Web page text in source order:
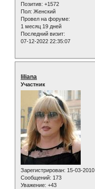
Позитив: +1572
Пол: Женский
Провел на форуме:
1 месяц 19 дней
Последний визит:
07-12-2022 22:35:07
liliana
Участник
Зарегистрирован: 15-03-2010
Сообщений: 173
Уважение: +43